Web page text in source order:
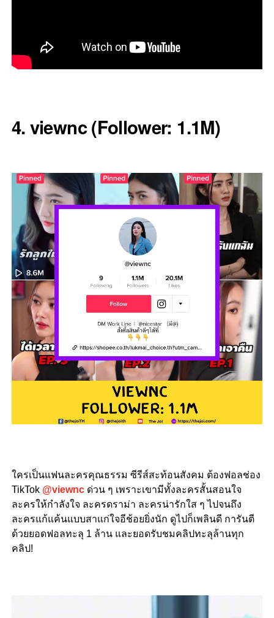
4. viewnc (Follower: 1.1M)
ใครเป็นแฟนละครคุณธรรม ซีรีส์สะท้อนสังคม ต้องฟอลช่อง
TikTok @viewncด่วน ๆ เพราะเขามีทั้งละครสั้นสอนใจ
ละครให้กำลังใจ ละครดราม่า ละครน่ารักใส ๆ ไปจนถึง
ละครแก้แค้นแบบสาแก่ใจอีช้อยยิ่งนัก ดูไปก็เพลินดี การันตี
ด้วยยอดฟอลทะลุ 1 ล้าน และยอดรับชมคลิปทะลุล้านทุก
คลิป!